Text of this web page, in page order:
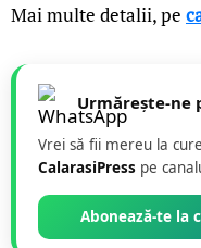
Mai multe detalii, pe
Urmărește-ne
Vrei să fii mereu la
CalarasiPress pe
Abonează-te la